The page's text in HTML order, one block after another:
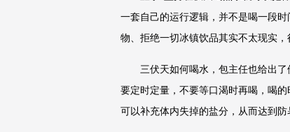
一套自己的运行逻辑，并不是喝一段
物、拒绝一切冰镇饮品其实不太现实
三伏天如何喝水，包主任也给出
要定时定量，不要等口渴时再喝，喝
可以补充体内失掉的盐分，从而达到防